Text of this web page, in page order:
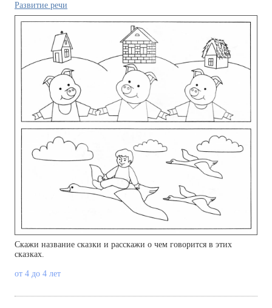
Развитие речи
Скажи название сказки и расскажи о чем говорится в этих
сказках.
от 4 до 4 лет